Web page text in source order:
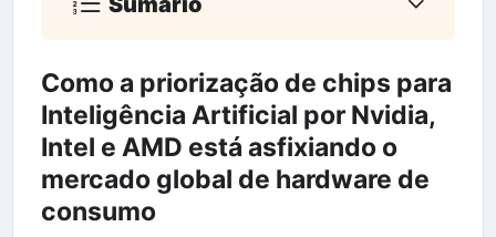
Como a priorização de chips para
Inteligência Artificial por Nvidia,
Intel e AMD está asfixiando o
mercado global de hardware de
consumo